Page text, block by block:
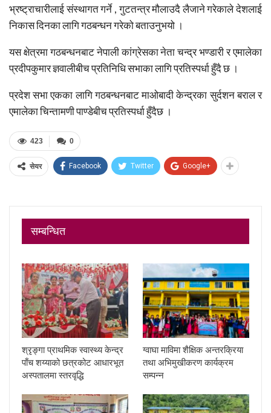
भ्रष्ट्राचारीलाई संस्थागत गर्ने , गुटतन्त्र मौलाउदै लैजाने गरेकाले देशलाई
निकास दिनका लागि गठबन्धन गरेको बताउनुभयो ।
यस क्षेत्रमा गठबन्धनबाट नेपाली कांग्रेसका नेता चन्द्र भण्डारी र एमालेका
प्रदीपकुमार ज्ञवालीबीच प्रतिनिधि सभाका लागि प्रतिस्पर्धा हुँदै छ ।
प्रदेश सभा एकका लागि गठबन्धनबाट माओबादी केन्द्रका सुर्दशन बराल र
एमालेका चिन्तामणी पाण्डेबीच प्रतिस्पर्धा हुँदैछ ।
0
423
सेयर Facebook Twitter Google+
सम्बन्धित
श्रृङ्गा प्राथमिक स्वास्थ्य केन्द्र
पाँच शय्याको छत्रकोट आधारभूत
अस्पतालमा स्तरवृद्धि
ग्वाघा माविमा शैक्षिक अन्तरक्रिया
तथा अभिमुखीकरण कार्यक्रम
सम्पन्न